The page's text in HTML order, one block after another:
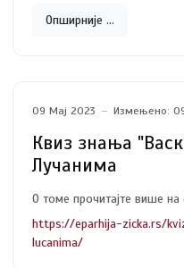
Опширније …
09 Мај 2023 Измењено:
Квиз знања
Лучанима
О томе прочитајте више
https://eparhija-zicka.rs/
lucanima/